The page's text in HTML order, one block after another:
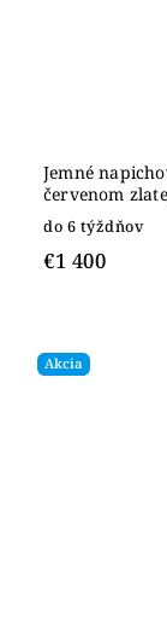
Jemné
červenom
do 6 týždňov
€1 400
Akcia